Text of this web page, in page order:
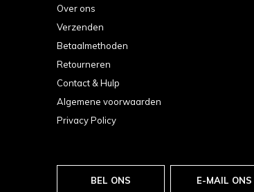
Over ons
Verzenden
Betaalmethoden
Retourneren
Contact & Hulp
Algemene voorwaarden
Privacy Policy
BEL ONS E-MAIL ONS